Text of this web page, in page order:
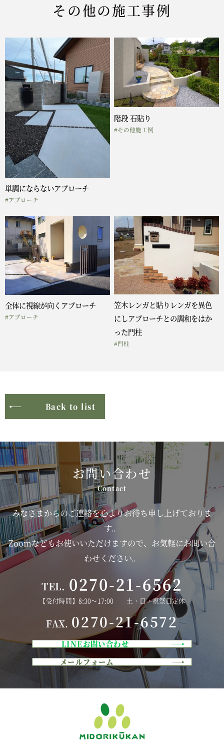
その他の施工事例
単調にならないアプローチ
#アプローチ
階段 石貼り
#その他施工例
全体に視線が向くアプローチ
#アプローチ
笠木レンガと貼りレンガを異色
にしアプローチとの調和をはか
った門柱
#門柱
Back to list
お問い合わせ
みなさまからのご連絡を心よりお待ち申し上げておりま
す。
Zoomなどもお使いいただけますので、お気軽にお問い合
わせください。
TEL. 0270-21-6562
【受付時間】8:30～17:00 土・日・祝祭日定休
FAX. 0270-21-6572
LINEお問い合わせ
メールフォーム